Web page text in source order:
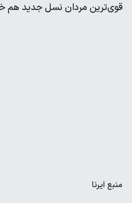
قوی‌ترین مردان نسل جدید هم
منبع ایرنا